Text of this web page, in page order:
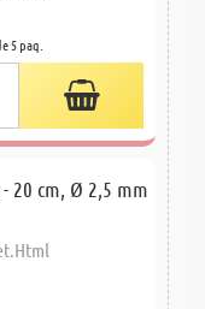
5 paq.
20 cm, Ø 2,5 mm